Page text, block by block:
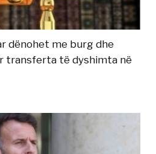
dënohet me burg dhe
transferta të dyshimta në